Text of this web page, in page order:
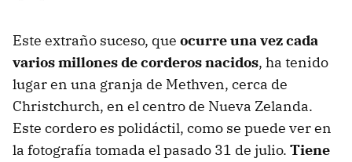
Este extraño suceso, que ocurre una vez cada
varios millones de corderos nacidos, ha tenido
lugar en una granja de Methven, cerca de
Christchurch, en el centro de Nueva Zelanda.
Este cordero es polidáctil, como se puede ver en
la fotografía tomada el pasado 31 de julio. Tiene